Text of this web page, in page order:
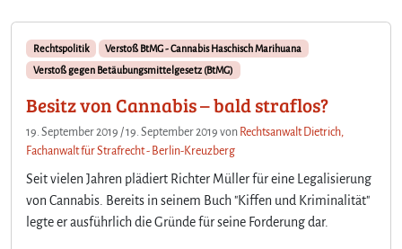
Rechtspolitik
Verstoß BtMG - Cannabis Haschisch Marihuana
Verstoß gegen Betäubungsmittelgesetz (BtMG)
Besitz von Cannabis – bald straflos?
19. September 2019 /19. September 2019 von Rechtsanwalt Dietrich,
Fachanwalt für Strafrecht - Berlin-Kreuzberg
Seit vielen Jahren plädiert Richter Müller für eine Legalisierung
von Cannabis. Bereits in seinem Buch "Kiffen und Kriminalität"
legte er ausführlich die Gründe für seine Forderung dar.